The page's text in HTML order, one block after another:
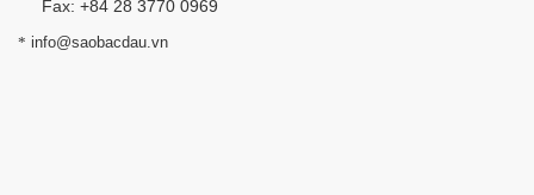
Fax: +84 28 3770 0969
* info@saobacdau.vn